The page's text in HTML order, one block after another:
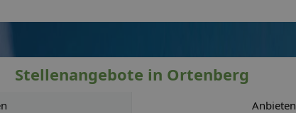
Stellenangebote in Ortenberg
Anbieten